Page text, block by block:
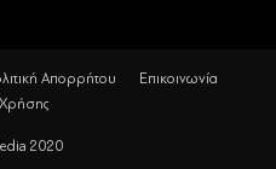
Απορρήτου
Επικοινωνία
2020